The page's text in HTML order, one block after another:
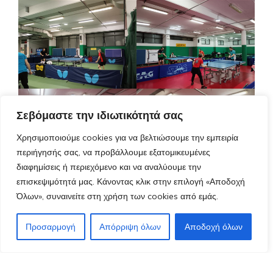
Σεβόμαστε την ιδιωτικότητά σας
Χρησιμοποιούμε cookies για να βελτιώσουμε την εμπειρία
περιήγησής σας, να προβάλλουμε εξατομικευμένες
διαφημίσεις ή περιεχόμενο και να αναλύουμε την
επισκεψιμότητά μας. Κάνοντας κλικ στην επιλογή «Αποδοχή
Όλων», συναινείτε στη χρήση των cookies από εμάς.
Προσαρμογή Απόρριψη όλων Αποδοχή όλων